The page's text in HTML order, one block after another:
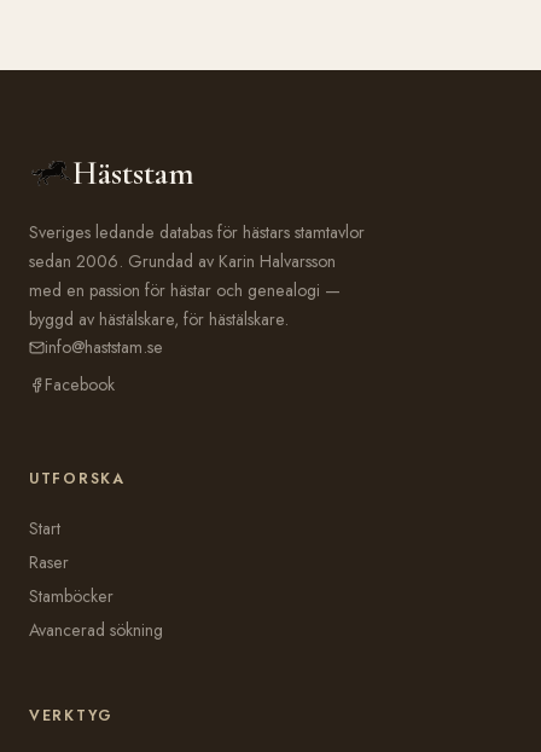
Häststam
Sveriges ledande databas för hästars stamtavlor
sedan 2006. Grundad av Karin Halvarsson
med en passion för hästar och genealogi —
byggd av hästälskare, för hästälskare.
info@haststam.se
Facebook
UTFORSKA
Start
Raser
Stamböcker
Avancerad sökning
VERKTYG